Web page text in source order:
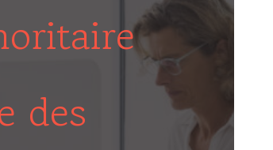
des